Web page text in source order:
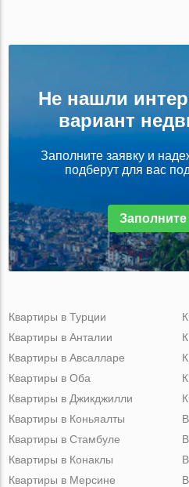
Не нашли
вариант
Заполните заявку и
подберут для вас
Заполните
Квартиры в Турции
Квартиры в Анталии
Квартиры в Авсалларе
Квартиры в Оба
Квартиры в Джикджилли
Квартиры в Коньяалты
Квартиры в Стамбуле
Квартиры в Конаклы
Квартиры в Мерсине